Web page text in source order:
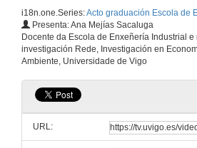
i18n.one.Series:Acto graduación Escola de
Presenta: Ana Mejías Sacaluga
Docente da Escola de Enxeñería Industrial
investigación Rede, Investigación en
Ambiente, Universidade de Vigo
URL:
2 de xuño de 2016
2 de xuño de 2016